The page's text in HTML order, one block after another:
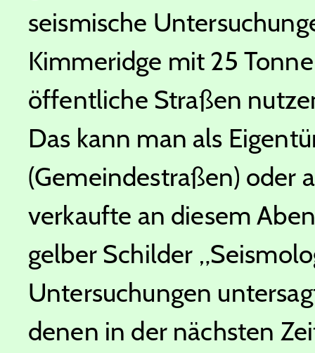
seismische
Kimmeridge mit 25
öffentliche Straßen
Das kann man als
(Gemeindestraßen) oder
verkaufte an diesem
gelber Schilder
Untersuchungen
denen in der nächsten